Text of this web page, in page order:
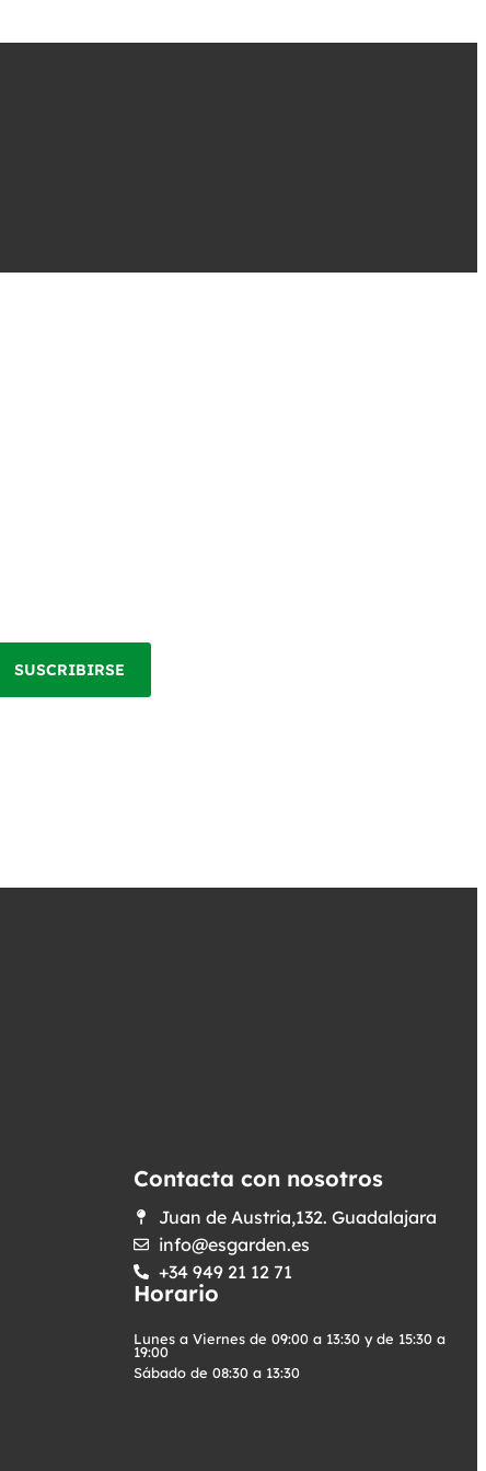
SUSCRIBIRSE
Contacta con nosotros
Juan de Austria,132. Guadalajara
info@esgarden.es
+34 949 21 12 71
Horario
Lunes a Viernes de 09:00 a 13:30 y de 15:30 a
19:00
Sábado de 08:30 a 13:30